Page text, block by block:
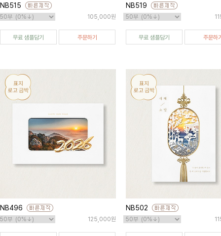
NB515
105,000원
무료 샘플담기 주문하기
NB519
무료 샘플담기 주문하
NB496
125,000원
NB502